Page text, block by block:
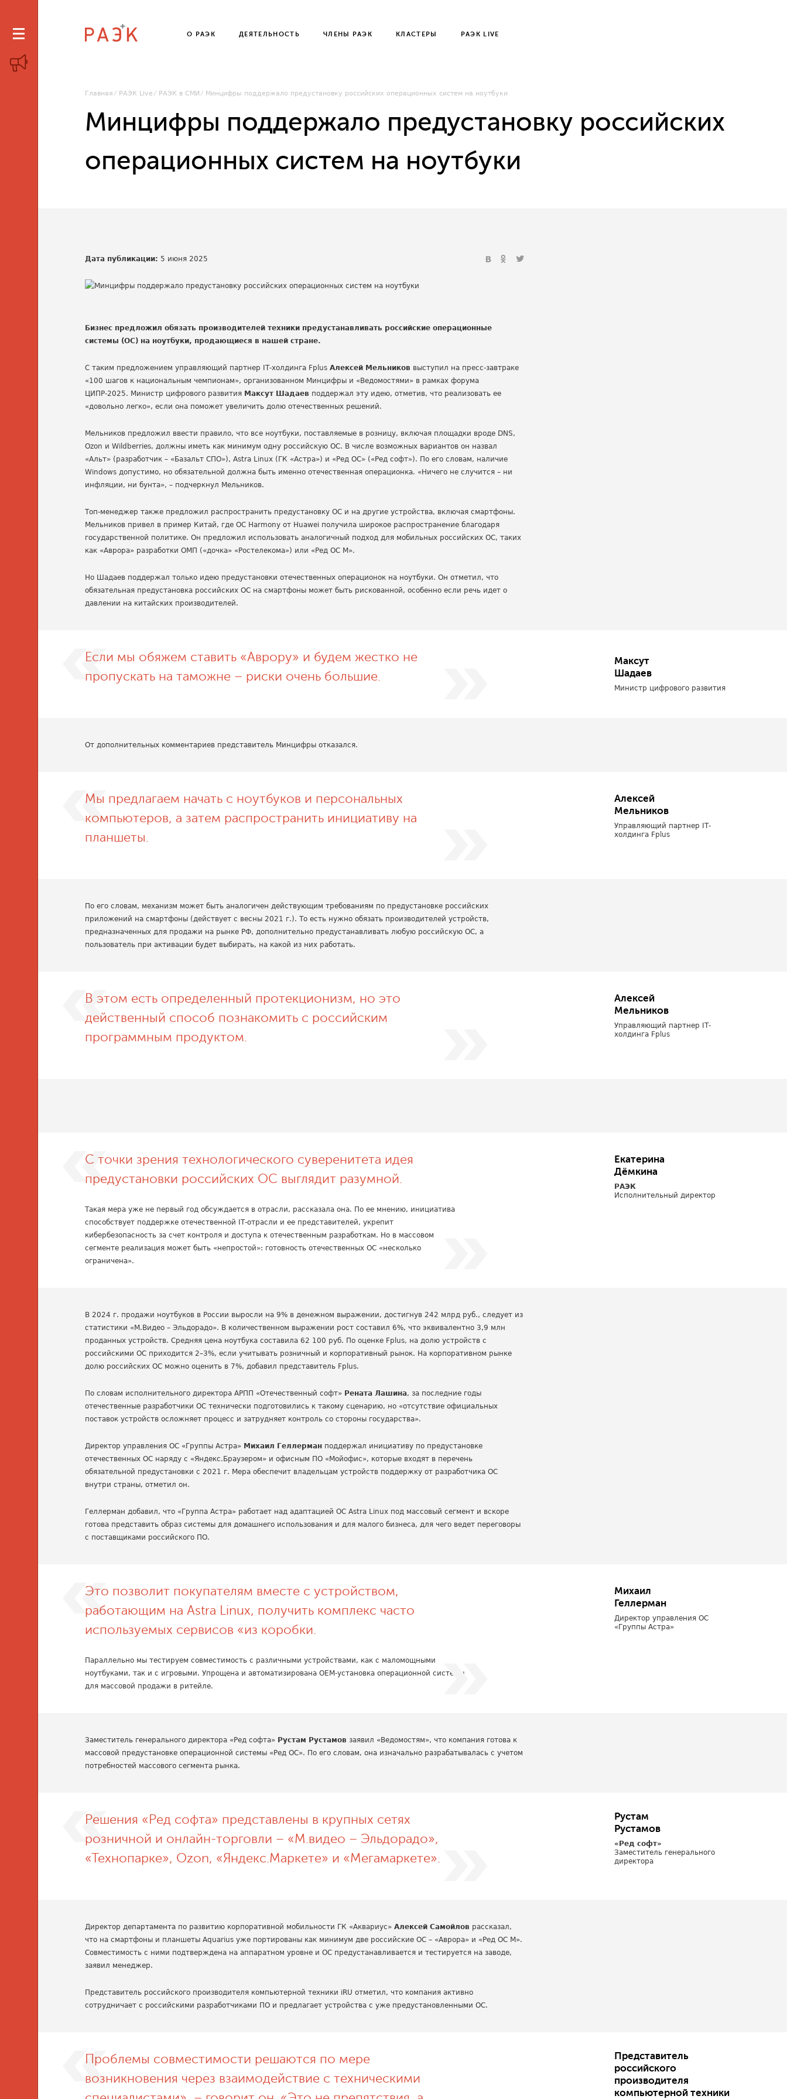
О РАЭК ДЕЯТЕЛЬНОСТЬ ЧЛЕНЫ РАЭК КЛАСТЕРЫ РАЭК LIVE
Главная РАЭК Live РАЭК в СМИ Минцифры поддержало предустановку российских операционных систем на ноутбуки
Минцифры поддержало предустановку российских
операционных систем на ноутбуки
Дата публикации: 5 июня 2025
Бизнес предложил обязать производителей техники предустанавливать российские операционные
системы (ОС) на ноутбуки, продающиеся в нашей стране.
С таким предложением управляющий партнер IТ-холдинга FplusАлексей Мельников выступил на пресс-завтраке
«100 шагов к национальным чемпионам», организованном Минцифры и «Ведомостями» в рамках форума
ЦИПР-2025. Министр цифрового развития Максут Шадаев поддержал эту идею, отметив, что реализовать ее
«довольно легко», если она поможет увеличить долю отечественных решений.
Мельников предложил ввести правило, что все ноутбуки, поставляемые в розницу, включая площадки вроде DNS,
Ozon и Wildberries, должны иметь как минимум одну российскую ОС. В числе возможных вариантов он назвал
«Альт» (разработчик – «Базальт СПО»), Astra Linux (ГК «Астра») и «Ред ОС» («Ред софт»). По его словам, наличие
Windows допустимо, но обязательной должна быть именно отечественная операционка. «Ничего не случится – ни
инфляции, ни бунта», – подчеркнул Мельников.
Топ-менеджер также предложил распространить предустановку ОС и на другие устройства, включая смартфоны.
Мельников привел в пример Китай, где ОС Harmony от Huawei получила широкое распространение благодаря
государственной политике. Он предложил использовать аналогичный подход для мобильных российских ОС, таких
как «Аврора» разработки ОМП («дочка» «Ростелекома») или «Ред ОС М».
Но Шадаев поддержал только идею предустановки отечественных операционок на ноутбуки. Он отметил, что
обязательная предустановка российских ОС на смартфоны может быть рискованной, особенно если речь идет о
давлении на китайских производителей.
Если мы обяжем ставить «Аврору» и будем жестко не
пропускать на таможне – риски очень большие.
Максут
Шадаев
Министр цифрового развития
От дополнительных комментариев представитель Минцифры отказался.
Мы предлагаем начать с ноутбуков и персональных
компьютеров, а затем распространить инициативу на
планшеты.
Алексей
Мельников
Управляющий партнер IТ-
холдинга Fplus
По его словам, механизм может быть аналогичен действующим требованиям по предустановке российских
приложений на смартфоны (действует с весны 2021 г.). То есть нужно обязать производителей устройств,
предназначенных для продажи на рынке РФ, дополнительно предустанавливать любую российскую ОС, а
пользователь при активации будет выбирать, на какой из них работать.
В этом есть определенный протекционизм, но это
действенный способ познакомить с российским
программным продуктом.
Алексей
Мельников
Управляющий партнер IТ-
холдинга Fplus
С точки зрения технологического суверенитета идея
предустановки российских ОС выглядит разумной.
Такая мера уже не первый год обсуждается в отрасли, рассказала она. По ее мнению, инициатива
способствует поддержке отечественной IТ-отрасли и ее представителей, укрепит
кибербезопасность за счет контроля и доступа к отечественным разработкам. Но в массовом
сегменте реализация может быть «непростой»: готовность отечественных ОС «несколько
ограничена».
Екатерина
Дёмкина
РАЭК
Исполнительный директор
В 2024 г. продажи ноутбуков в России выросли на 9% в денежном выражении, достигнув 242 млрд руб., следует из
статистики «М.Видео – Эльдорадо». В количественном выражении рост составил 6%, что эквивалентно 3,9 млн
проданных устройств. Средняя цена ноутбука составила 62 100 руб. По оценке Fplus, на долю устройств с
российскими ОС приходится 2–3%, если учитывать розничный и корпоративный рынок. На корпоративном рынке
долю российских ОС можно оценить в 7%, добавил представитель Fplus.
По словам исполнительного директора АРПП «Отечественный софт» Рената Лашина, за последние годы
отечественные разработчики ОС технически подготовились к такому сценарию, но «отсутствие официальных
поставок устройств осложняет процесс и затрудняет контроль со стороны государства».
Директор управления ОС «Группы Астра» Михаил Геллерман поддержал инициативу по предустановке
отечественных ОС наряду с «Яндекс.Браузером» и офисным ПО «Мойофис», которые входят в перечень
обязательной предустановки с 2021 г. Мера обеспечит владельцам устройств поддержку от разработчика ОС
внутри страны, отметил он.
Геллерман добавил, что «Группа Астра» работает над адаптацией ОС Astra Linux под массовый сегмент и вскоре
готова представить образ системы для домашнего использования и для малого бизнеса, для чего ведет переговоры
с поставщиками российского ПО.
Это позволит покупателям вместе с устройством,
работающим на Astra Linux, получить комплекс часто
используемых сервисов «из коробки.
Параллельно мы тестируем совместимость с различными устройствами, как с маломощными
ноутбуками, так и с игровыми. Упрощена и автоматизирована OEM-установка операционной системы
для массовой продажи в ритейле.
Михаил
Геллерман
Директор управления ОС
«Группы Астра»
Заместитель генерального директора «Ред софта» Рустам Рустамов заявил «Ведомостям», что компания готова к
массовой предустановке операционной системы «Ред ОС». По его словам, она изначально разрабатывалась с учетом
потребностей массового сегмента рынка.
Решения «Ред софта» представлены в крупных сетях
розничной и онлайн-торговли – «М.видео – Эльдорадо»,
«Технопарке», Ozon, «Яндекс.Маркете» и «Мегамаркете».
Рустам
Рустамов
«Ред софт»
Заместитель генерального
директора
Директор департамента по развитию корпоративной мобильности ГК «Аквариус»Алексей Самойлов рассказал,
что на смартфоны и планшеты Aquarius уже портированы как минимум две российские ОС – «Аврора» и «Ред ОС М».
Совместимость с ними подтверждена на аппаратном уровне и ОС предустанавливается и тестируется на заводе,
заявил менеджер.
Представитель российского производителя компьютерной техники iRU отметил, что компания активно
сотрудничает с российскими разработчиками ПО и предлагает устройства с уже предустановленными ОС.
Проблемы совместимости решаются по мере
возникновения через взаимодействие с техническими
Представитель
российского
производителя
компьютерной техники